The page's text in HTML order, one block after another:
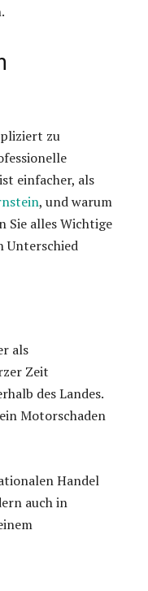
zu
einfacher, als
, und warum
Sie alles Wichtige
Unterschied
als
Zeit
des Landes.
Motorschaden
Handel
auch in